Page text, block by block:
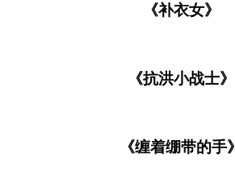
《补衣女》
《抗洪小战士》
《缠着绷带的手》